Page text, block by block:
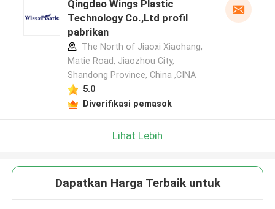
Qingdao Wings Plastic
Technology Co.,Ltd profil
pabrikan
The North of Jiaoxi Xiaohang,
Matie Road, Jiaozhou City,
Shandong Province, China ,CINA
5.0
Diverifikasi pemasok
Lihat Lebih
Dapatkan Harga Terbaik untuk